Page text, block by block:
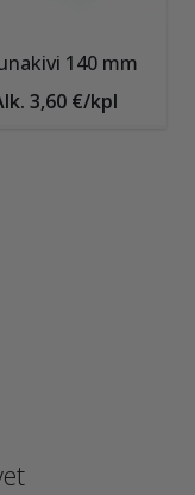
140 mm
3,60 €/kpl